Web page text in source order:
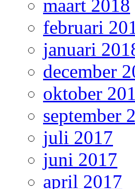
maart 2018
februari
januari
december
oktober
september
juli 2017
juni 2017
april 2017